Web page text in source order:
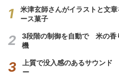
米津玄師さんがイラストと文
ース菓子
3段階の制御を自動で 米の香
機
上質で没入感のあるサウン
ー